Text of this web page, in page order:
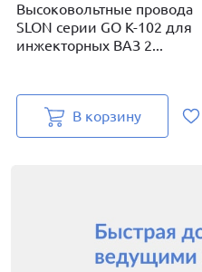
Высоковольтные провода
SLON серии GO К-102 для
инжекторных ВАЗ 2...
В корзину